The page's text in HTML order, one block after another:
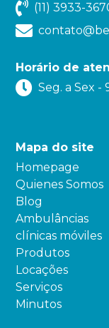
(11) 3933-
Horário de
Seg. a Sex -
Mapa do site
Homepage
Quienes Somos
Blog
Ambulâncias
clínicas móviles
Produtos
Locações
Serviços
Minutos